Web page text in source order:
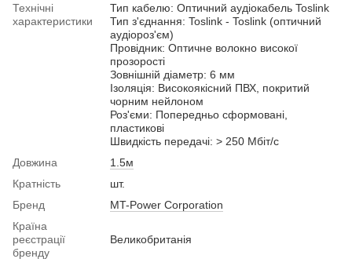
Технічні
характеристики
Тип кабелю: Оптичний аудіокабель Toslink
Тип з'єднання: Toslink - Toslink (оптичний
аудіороз'єм)
Провідник: Оптичне волокно високої
прозорості
Зовнішній діаметр: 6 мм
Ізоляція: Високоякісний ПВХ, покритий
чорним нейлоном
Роз'єми: Попередньо сформовані,
пластикові
Швидкість передачі: > 250 Мбіт/с
Довжина
1.5м
Кратність
шт.
Бренд
MT-Power Corporation
Країна
реєстрації
бренду
Великобританія